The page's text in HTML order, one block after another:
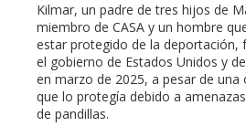
Kilmar, un padre de tres hijos de
miembro de CASA y un hombre
estar protegido de la deportación,
el gobierno de Estados Unidos y
en marzo de 2025, a pesar de una
que lo protegía debido a
de pandillas.